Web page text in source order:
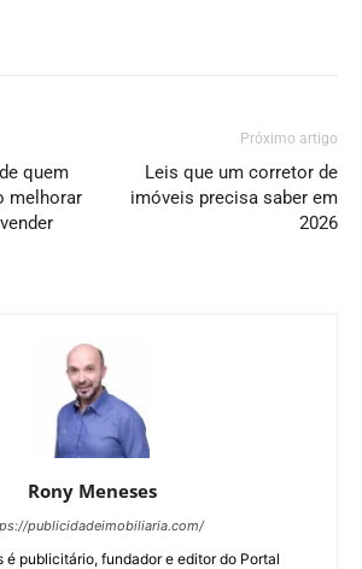
quem
melhorar
Próximo artigo
Leis que um corretor de
imóveis precisa saber em
2026
Rony Meneses
publicidadeimobiliaria.com/
é publicitário, fundador e editor do Portal